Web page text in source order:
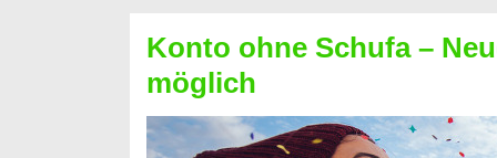
Sie
einen
Kredit
ohne
Konto ohne Schufa –
möglich